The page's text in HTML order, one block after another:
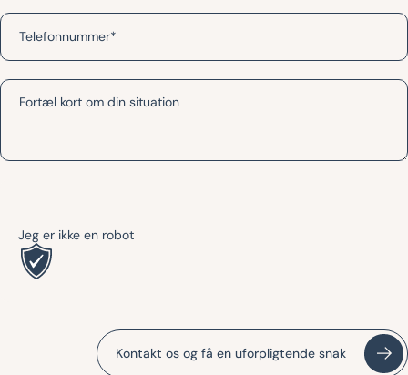
Telefonnummer
Besked
Jeg er ikke en robot
Kontakt os og få en uforpligtende snak